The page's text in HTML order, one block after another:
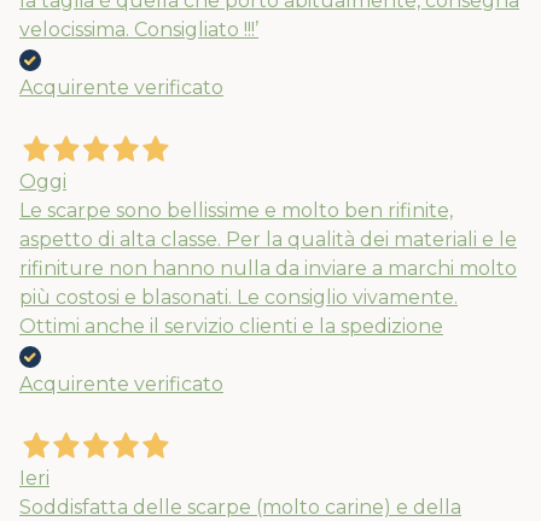
velocissima. Consigliato !!!’
Acquirente verificato
Oggi
Le scarpe sono bellissime e molto ben rifinite,
aspetto di alta classe. Per la qualità dei materiali e le
rifiniture non hanno nulla da inviare a marchi molto
più costosi e blasonati. Le consiglio vivamente.
Ottimi anche il servizio clienti e la spedizione
Acquirente verificato
Ieri
Soddisfatta delle scarpe (molto carine) e della
Nuovi ribassi fino al 70%
chiusura solo per gli ordini effettuati